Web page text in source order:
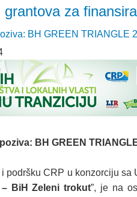
grantova za
BH GREEN TRIANGLE
BH GREEN
podršku CRP u konzorciju
BiH Zeleni trokut”, je na